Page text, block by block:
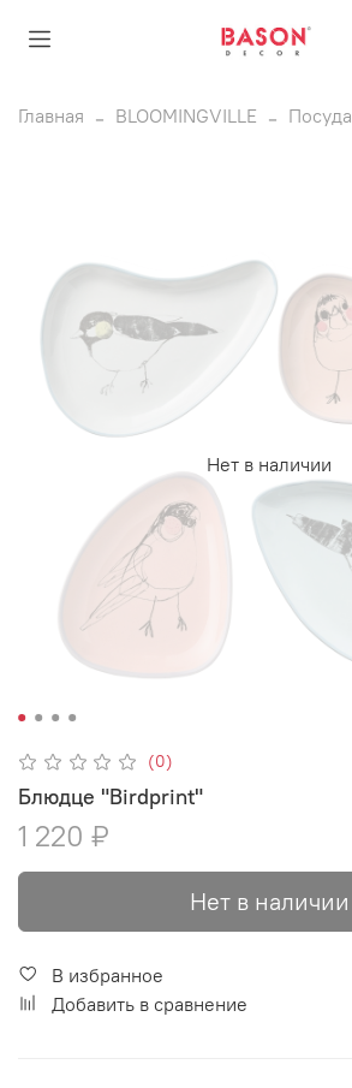
Главная BLOOMINGVILLE Посуда
Нет в наличии
(0)
Блюдце "Birdprint"
1 220 ₽
Нет в наличии
В избранное
Добавить в сравнение